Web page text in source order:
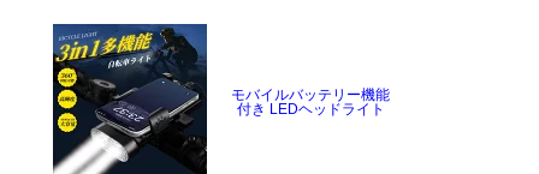
モバイルバッテリー機能
付き LEDヘッドライト